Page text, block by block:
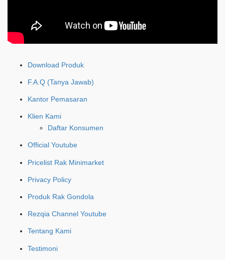
Download Produk
F.A.Q (Tanya Jawab)
Kantor Pemasaran
Klien Kami
Daftar Konsumen
Official Youtube
Pricelist Rak Minimarket
Privacy Policy
Produk Rak Gondola
Rezqia Channel Youtube
Tentang Kami
Testimoni